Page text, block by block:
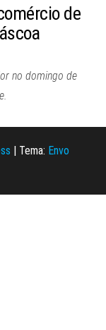
de
no domingo de
| Tema: Envo